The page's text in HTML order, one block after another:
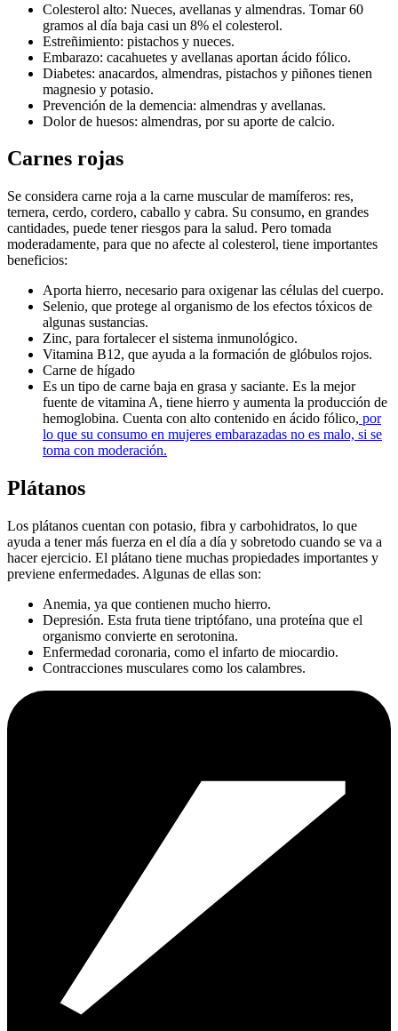
Colesterol alto: Nueces, avellanas y almendras. Tomar 60
gramos al día baja casi un 8% el colesterol.
Estreñimiento: pistachos y nueces.
Embarazo: cacahuetes y avellanas aportan ácido fólico.
Diabetes: anacardos, almendras, pistachos y piñones tienen
magnesio y potasio.
Prevención de la demencia: almendras y avellanas.
Dolor de huesos: almendras, por su aporte de calcio.
Carnes rojas
Se considera carne roja a la carne muscular de mamíferos: res,
ternera, cerdo, cordero, caballo y cabra. Su consumo, en grandes
cantidades, puede tener riesgos para la salud. Pero tomada
moderadamente, para que no afecte al colesterol, tiene importantes
beneficios:
Aporta hierro, necesario para oxigenar las células del cuerpo.
Selenio, que protege al organismo de los efectos tóxicos de
algunas sustancias.
Zinc, para fortalecer el sistema inmunológico.
Vitamina B12, que ayuda a la formación de glóbulos rojos.
Carne de hígado
Es un tipo de carne baja en grasa y saciante. Es la mejor
fuente de vitamina A, tiene hierro y aumenta la producción de
hemoglobina. Cuenta con alto contenido en ácido fólico, por
lo que su consumo en mujeres embarazadas no es malo, si se
toma con moderación.
Plátanos
Los plátanos cuentan con potasio, fibra y carbohidratos, lo que
ayuda a tener más fuerza en el día a día y sobretodo cuando se va a
hacer ejercicio. El plátano tiene muchas propiedades importantes y
previene enfermedades. Algunas de ellas son:
Anemia, ya que contienen mucho hierro.
Depresión. Esta fruta tiene triptófano, una proteína que el
organismo convierte en serotonina.
Enfermedad coronaria, como el infarto de miocardio.
Contracciones musculares como los calambres.